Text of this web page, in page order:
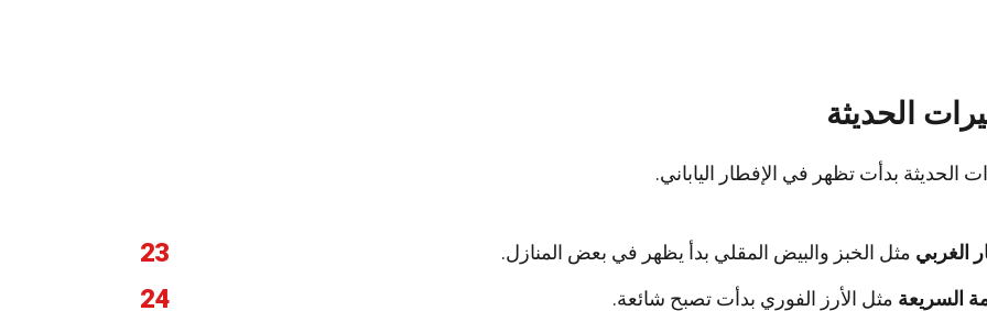
الحديثة
الحديثة بدأت تظهر في الإفطار الياباني.
23 الغربي مثل الخبز والبيض المقلي بدأ يظهر في بعض المنازل.
24 السريعة مثل الأرز الفوري بدأت تصبح شائعة.